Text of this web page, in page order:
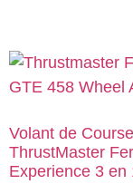
Volant de Course
ThrustMaster
Experience 3 en